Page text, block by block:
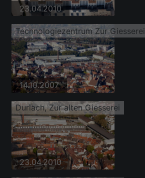
23.04.2010
Technologiezentrum Zur Giesserei
14.10.2007
Durlach, Zur alten Giesserei
23.04.2010